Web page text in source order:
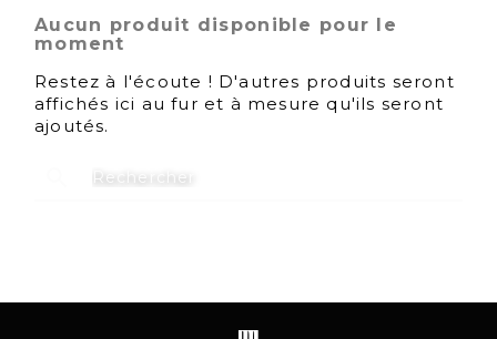
Aucun produit disponible pour le
moment
Restez à l'écoute ! D'autres produits seront
affichés ici au fur et à mesure qu'ils seront
ajoutés.